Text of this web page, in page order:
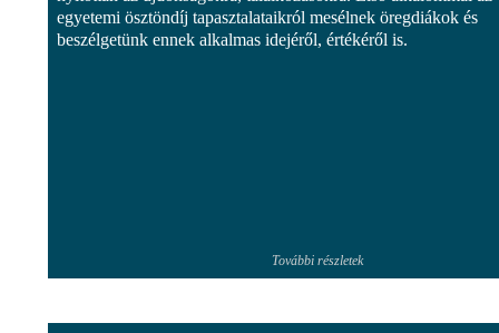
egyetemi ösztöndíj tapasztalataikról mesélnek öregdiákok és
beszélgetünk ennek alkalmas idejéről, értékéről is.
További részletek